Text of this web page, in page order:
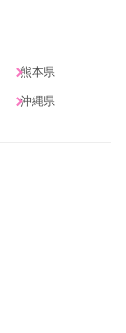
熊本県
沖縄県